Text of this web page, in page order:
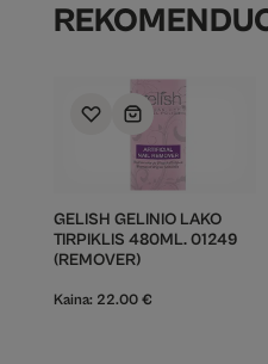
GELISH GELINIO LAKO
TIRPIKLIS 480ML. 01249
(REMOVER)
Kaina: 22.00 €